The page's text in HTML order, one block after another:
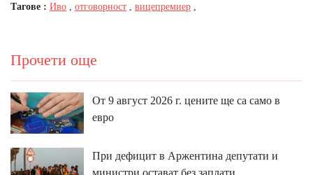
Тагове : Иво , отговорност , вицепремиер ,
Прочети още
От 9 август 2026 г. цените ще са само в
евро
При дефицит в Аржентина депутати и